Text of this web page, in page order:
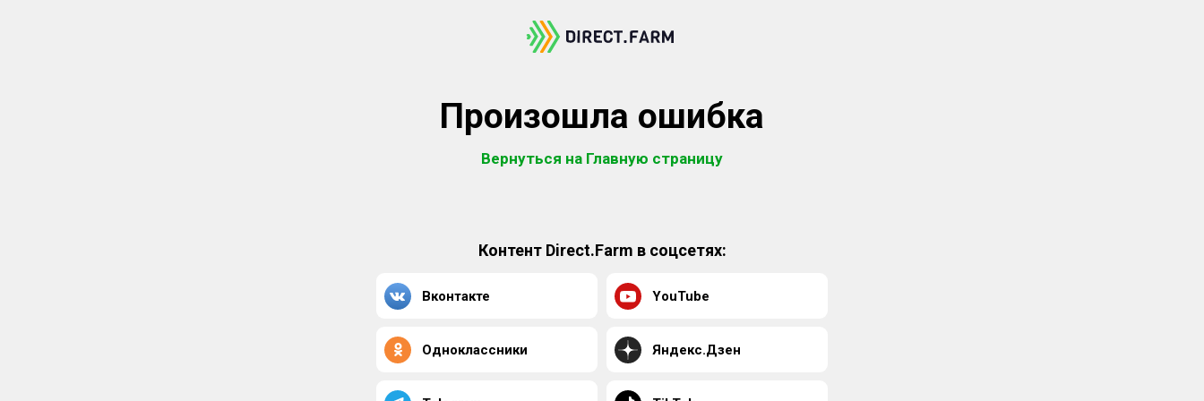
Произошла ошибка
Вернуться на Главную страницу
Контент Direct.Farm в соцсетях:
Вконтакте YouTube
Одноклассники Яндекс.Дзен